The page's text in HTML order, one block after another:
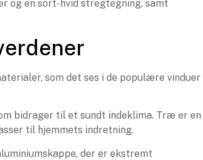
som det ses i de populære
bidrager til et sundt indeklima. Træ er en
til hjemmets indretning.
der er ekstremt